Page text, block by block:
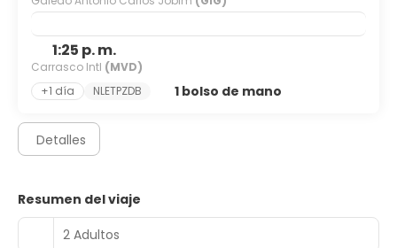
1:25 p. m.
Carrasco Intl (MVD)
+1 día
NLETPZDB 1 bolso de mano
Detalles
Resumen del viaje
2 Adultos